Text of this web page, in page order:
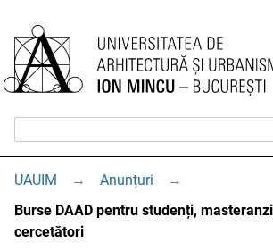
UAUIM → Anunțuri
→
Burse DAAD pentru studenți,
cercetători